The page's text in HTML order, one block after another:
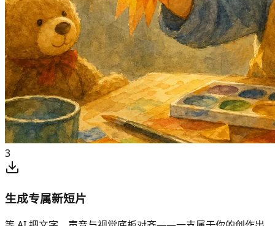
3
生成专属新短片